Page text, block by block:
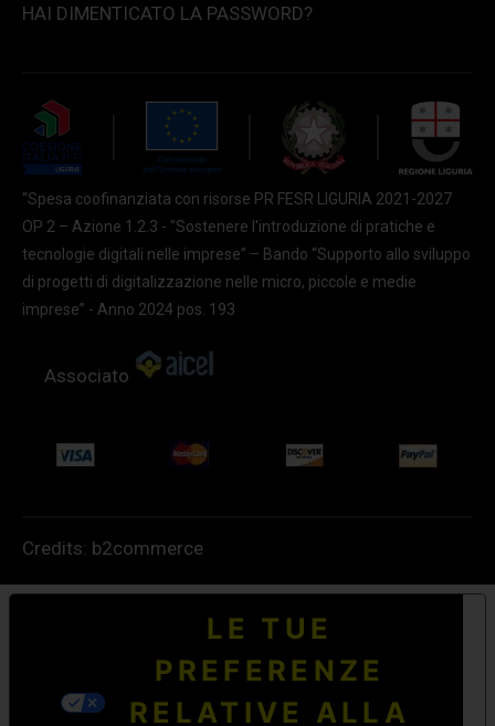
HAI DIMENTICATO LA PASSWORD?
“Spesa coofinanziata con risorse PR FESR LIGURIA 2021-2027
OP 2 – Azione 1.2.3 - "Sostenere l'introduzione di pratiche e
tecnologie digitali nelle imprese” – Bando “Supporto allo sviluppo
di progetti di digitalizzazione nelle micro, piccole e medie
imprese” - Anno 2024 pos. 193
Associato
Credits: b2commerce
LE TUE
PREFERENZE
RELATIVE ALLA